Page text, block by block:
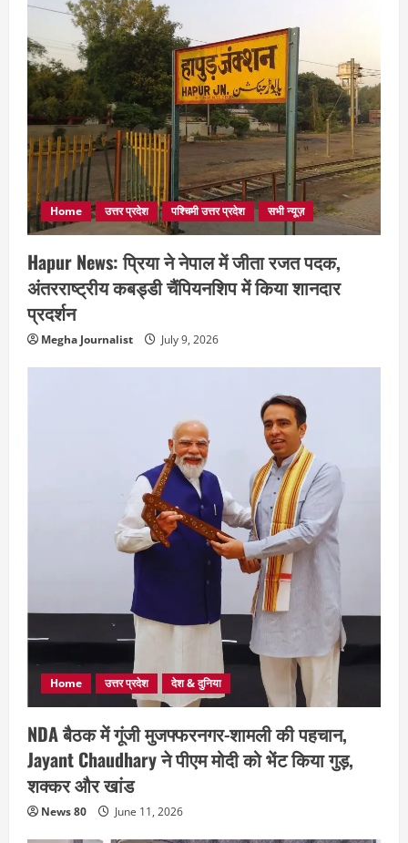
Home उत्तर प्रदेश पश्चिमी उत्तर प्रदेश सभी न्यूज़
Hapur News: प्रिया ने नेपाल में जीता रजत पदक,
अंतरराष्ट्रीय कबड्डी चैंपियनशिप में किया शानदार
प्रदर्शन
Megha Journalist July 9, 2026
Home उत्तर प्रदेश देश & दुनिया
NDA बैठक में गूंजी मुजफ्फरनगर-शामली की पहचान,
Jayant Chaudhary ने पीएम मोदी को भेंट किया गुड़,
शक्कर और खांड
News 80 June 11, 2026